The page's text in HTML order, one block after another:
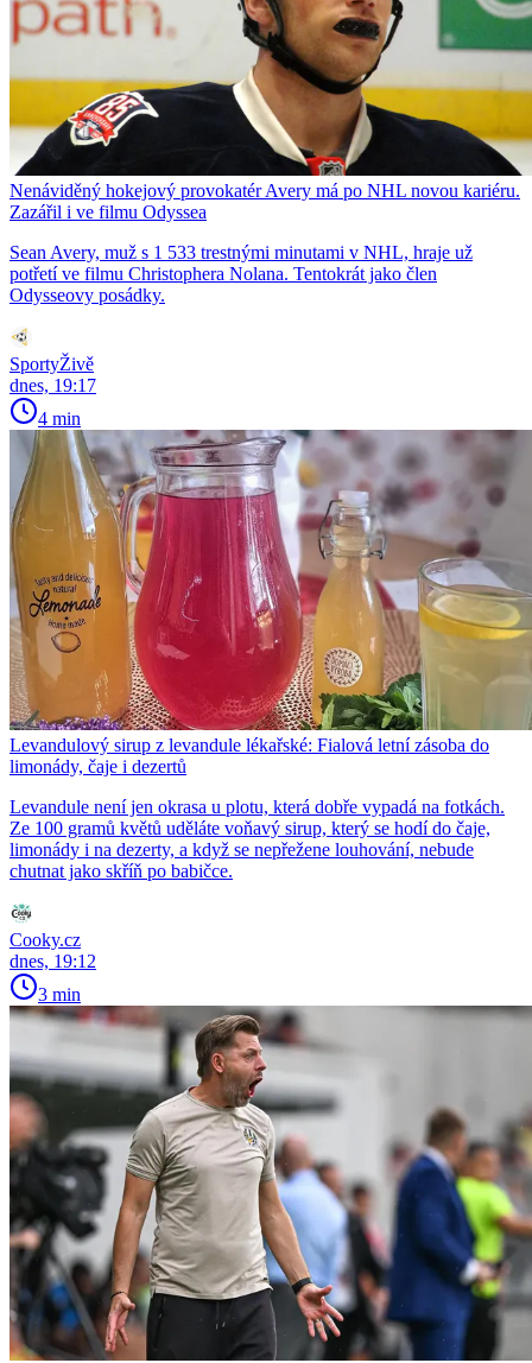
Nenáviděný hokejový provokatér Avery má po NHL novou kariéru.
Zazářil i ve filmu Odyssea
Sean Avery, muž s 1 533 trestnými minutami v NHL, hraje už
potřetí ve filmu Christophera Nolana. Tentokrát jako člen
Odysseovy posádky.
SportyŽivě
dnes, 19:17
4 min
Levandulový sirup z levandule lékařské: Fialová letní zásoba do
limonády, čaje i dezertů
Levandule není jen okrasa u plotu, která dobře vypadá na fotkách.
Ze 100 gramů květů uděláte voňavý sirup, který se hodí do čaje,
limonády i na dezerty, a když se nepřežene louhování, nebude
chutnat jako skříň po babičce.
Cooky.cz
dnes, 19:12
3 min